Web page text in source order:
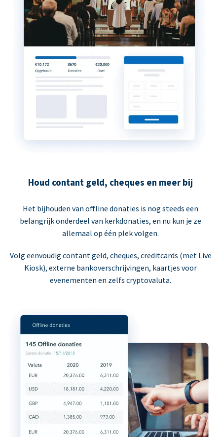
Houd contant geld, cheques en meer bij
Het bijhouden van offline donaties is nog steeds een
belangrijk onderdeel van kerkdonaties, en nu kun je ze
allemaal op één plek volgen.
Volg eenvoudig contant geld, cheques, creditcards (met Live
Kiosk), externe bankoverschrijvingen, kaartjes voor
evenementen en zelfs cryptovaluta.